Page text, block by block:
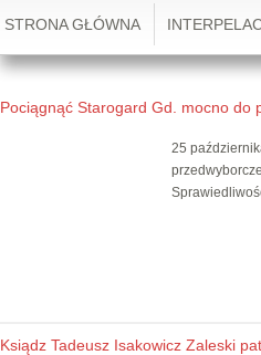
STRONA GŁÓWNA
Pociągnąć Starogard Gd. mocno do
25
Ksiądz Tadeusz Isakowicz Zaleski